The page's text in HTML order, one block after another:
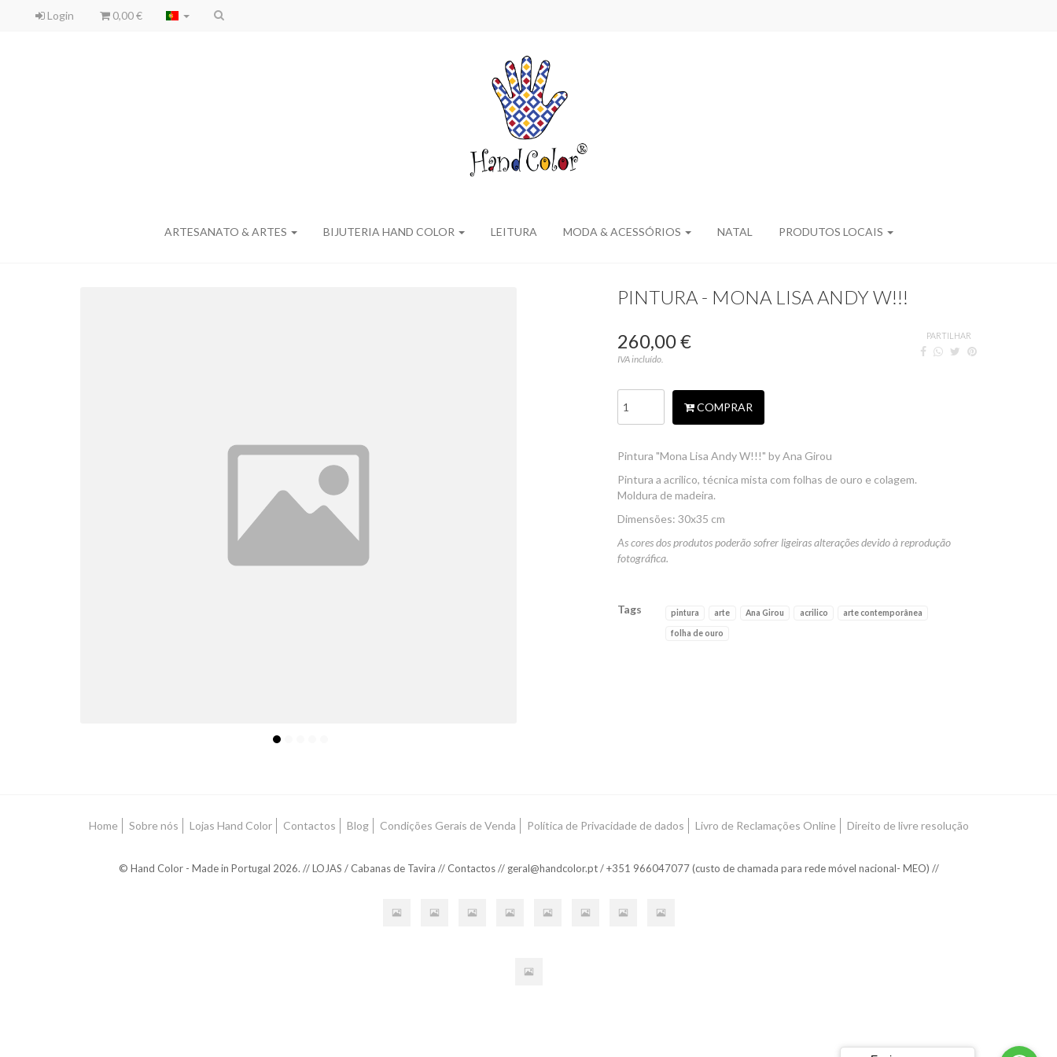
Login 0,00 €
ARTESANATO & ARTES BIJUTERIA HAND COLOR LEITURA MODA & ACESSÓRIOS NATAL PRODUTOS LOCAIS
PINTURA - MONA LISA ANDY W!!!
260,00 €
IVA incluído.
PARTILHAR
COMPRAR
Pintura "Mona Lisa Andy W!!!" by Ana Girou
Pintura a acrilico, técnica mista com folhas de ouro e colagem.
Moldura de madeira.
Dimensões: 30x35 cm
As cores dos produtos poderão sofrer ligeiras alterações devido à reprodução
fotográfica.
Tags pintura arte Ana Girou acrilico arte contemporânea
folha de ouro
Home Sobre nós Lojas Hand Color Contactos Blog Condições Gerais de Venda Política de Privacidade de dados Livro de Reclamações Online Direito de livre resolução
© Hand Color - Made in Portugal 2026. // LOJAS / Cabanas de Tavira // Contactos // geral@handcolor.pt / +351 966047077 (custo de chamada para rede móvel nacional- MEO) //